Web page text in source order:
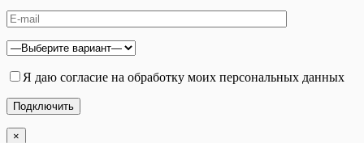
Я даю согласие на обработку моих персональных данных
×